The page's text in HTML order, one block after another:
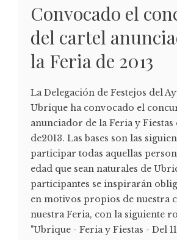
Convocado el
del cartel
la Feria de 2013
La Delegación de Festejos del
Ubrique ha convocado el
anunciador de la Feria y
de2013. Las bases son las
participar todas aquellas
edad que sean naturales de
participantes se inspirarán
en motivos propios de nuestra
nuestra Feria, con la siguiente
"Ubrique - Feria y Fiestas - Del